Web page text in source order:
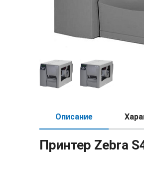
Описание
Принтер Zebra